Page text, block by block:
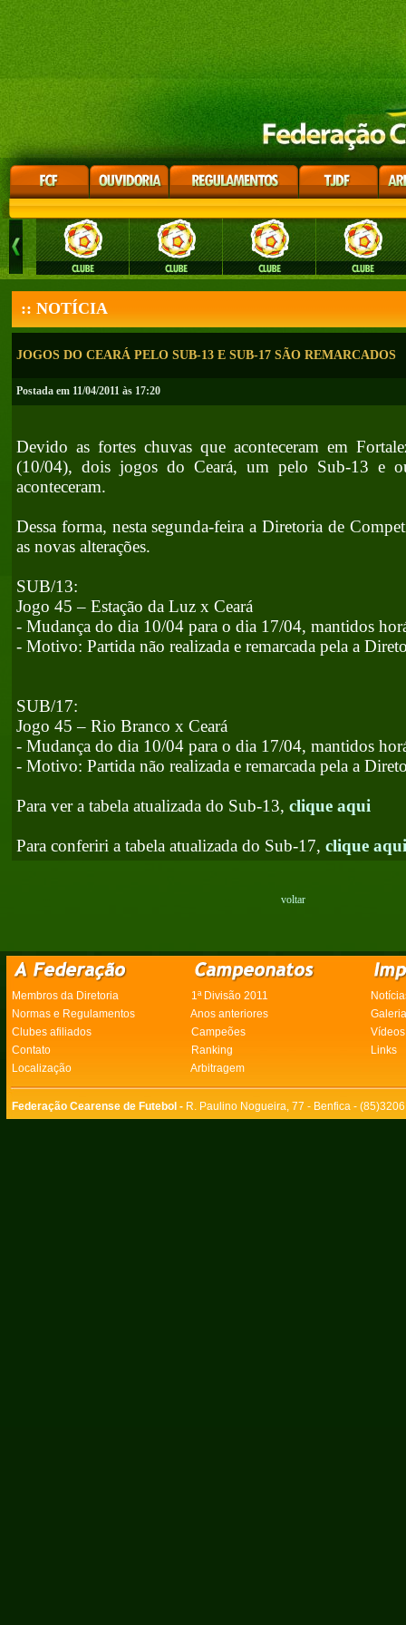
:: NOTÍCIA
JOGOS DO CEARÁ PELO SUB-13 E SUB-17 SÃO REMARCADOS
Postada em 11/04/2011 às 17:20
Devido as fortes chuvas que aconteceram em
(10/04), dois jogos do Ceará, um pelo Sub-13 e
aconteceram.
Dessa forma, nesta segunda-feira a Diretoria de
as novas alterações.
SUB/13:
Jogo 45 – Estação da Luz x Ceará
- Mudança do dia 10/04 para o dia 17/04, mantidos
- Motivo: Partida não realizada e remarcada pela a
SUB/17:
Jogo 45 – Rio Branco x Ceará
- Mudança do dia 10/04 para o dia 17/04, mantidos
- Motivo: Partida não realizada e remarcada pela a
Para ver a tabela atualizada do Sub-13, clique aqui
Para conferiri a tabela atualizada do Sub-17, clique aqui
voltar
Membros da Diretoria 1ª Divisão 2011
Normas e Regulamentos
Anos anteriores
Clubes afiliados
Campeões
Vídeos
Contato
Ranking
Links
Localização
Arbitragem
Federação Cearense de Futebol - R. Paulino Nogueira, 77 - Benfica -